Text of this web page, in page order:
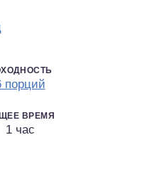
порцийПорции
ВРЕМЯ
1 час